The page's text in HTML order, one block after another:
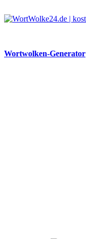
Wortwolken-Generator